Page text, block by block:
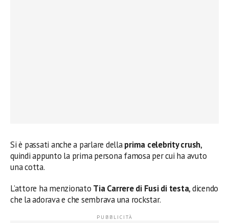
Si è passati anche a parlare dellaprima celebrity crush,
quindi appunto la prima persona famosa per cui ha avuto
una cotta.
L’attore ha menzionato Tia Carrere di Fusi di testa, dicendo
che la adorava e che sembrava una rockstar.